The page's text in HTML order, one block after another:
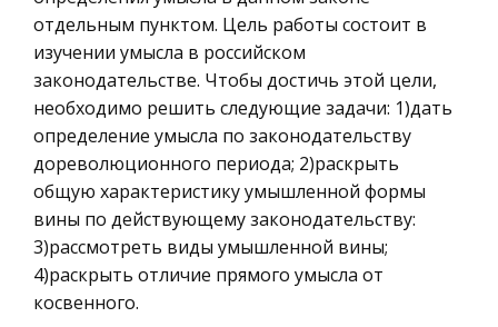
Ценные бумаги
Гражданское право
Трудовое право
История государства и права зарубежных
стран
Транспорт
Банковское дело и кредитование
Здоровье
Астрономия
языке изуч . слово и его формы, рассматривает
частное в объединении.Объектом
изученияотдельные слова, а также определение
грам значен . слова и присущих
Влияние наследственных заболеваний в
формировании здорового поколения
Многие ученые выдвигали свои гипотезы о
возникновении наследственных патологии.
Однако их предположения не были основаны на
строгих научных наблюдениях. В XX веке с
отдельным пунктом. Цель работы состоит в
изучении умысла в российском
законодательстве. Чтобы достичь этой цели,
необходимо решить следующие задачи: 1)дать
определение умысла по законодательству
дореволюционного периода; 2)раскрыть
общую характеристику умышленной формы
вины по действующему законодательству:
3)рассмотреть виды умышленной вины;
4)раскрыть отличие прямого умысла от
косвенного.